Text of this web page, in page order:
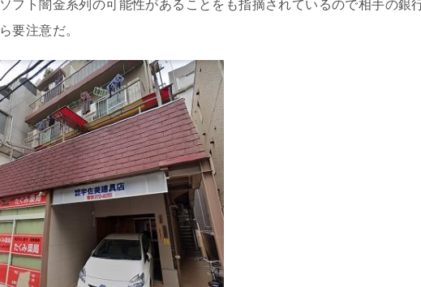
ソフト闇金系列の可能性があることをも指摘されているので相手の銀
ら要注意だ。